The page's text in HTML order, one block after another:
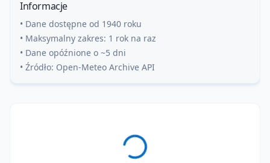
Informacje
• Dane dostępne od 1940 roku
• Maksymalny zakres: 1 rok na raz
• Dane opóźnione o ~5 dni
• Źródło: Open-Meteo Archive API